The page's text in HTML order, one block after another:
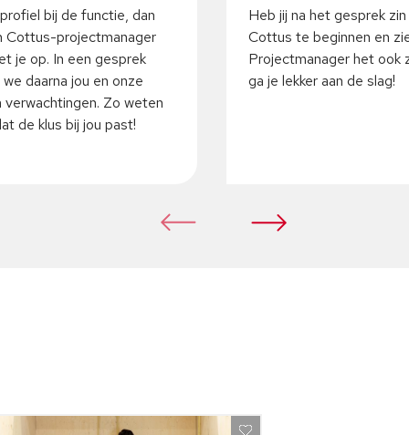
bij de functie, dan
Cottus-projectmanager
je op. In een gesprek
daarna jou en onze
verwachtingen. Zo weten
de klus bij jou past!
Heb jij na het gesprek
Cottus te beginnen en
Projectmanager het ook
ga je lekker aan de slag!